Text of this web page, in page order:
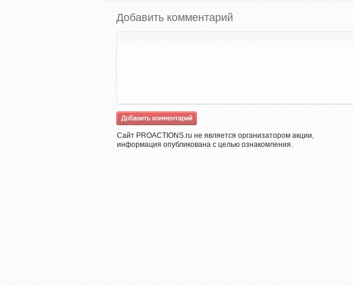
Добавить комментарий
Сайт PROACTIONS.ru не является организатором акции,
информация опубликована с целью ознакомления.